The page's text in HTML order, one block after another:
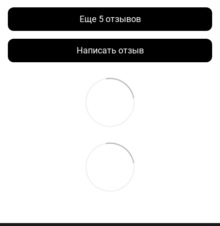
Еще 5 отзывов
Написать отзыв